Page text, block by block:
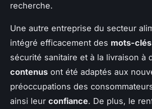
recherche.
Une autre entreprise du secteur
intégré efficacement des mots-clés
sécurité sanitaire et à la livraison à
contenus ont été adaptés aux
préoccupations des
ainsi leur confiance. De plus, le